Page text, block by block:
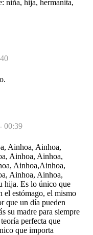
niña, hija, hermanita,
00:39
Ainhoa, Ainhoa,
Ainhoa, Ainhoa,
Ainhoa,Ainhoa,
Ainhoa, Ainhoa,
hija. Es lo único que
el estómago, el mismo
que un día pueden
su madre para siempre
perfecta que
que importa